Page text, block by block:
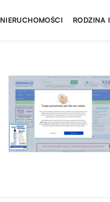
NIERUCHOMOŚCI RODZINA